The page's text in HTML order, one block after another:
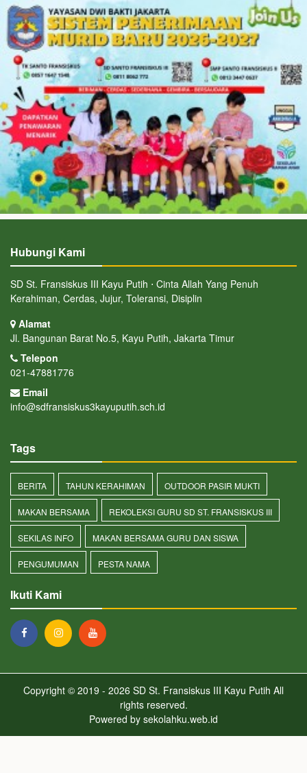
Hubungi Kami
SD St. Fransiskus III Kayu Putih ⋅ Cinta Allah Yang Penuh
Kerahiman, Cerdas, Jujur, Toleransi, Disiplin
Alamat
Jl. Bangunan Barat No.5, Kayu Putih, Jakarta Timur
Telepon
021-47881776
Email
info@sdfransiskus3kayuputih.sch.id
Tags
BERITA TAHUN KERAHIMAN OUTDOOR PASIR MUKTI
MAKAN BERSAMA REKOLEKSI GURU SD ST. FRANSISKUS III
SEKILAS INFO MAKAN BERSAMA GURU DAN SISWA
PENGUMUMAN PESTA NAMA
Ikuti Kami
Copyright © 2019 - 2026 SD St. Fransiskus III Kayu Putih All
rights reserved.
Powered by sekolahku.web.id